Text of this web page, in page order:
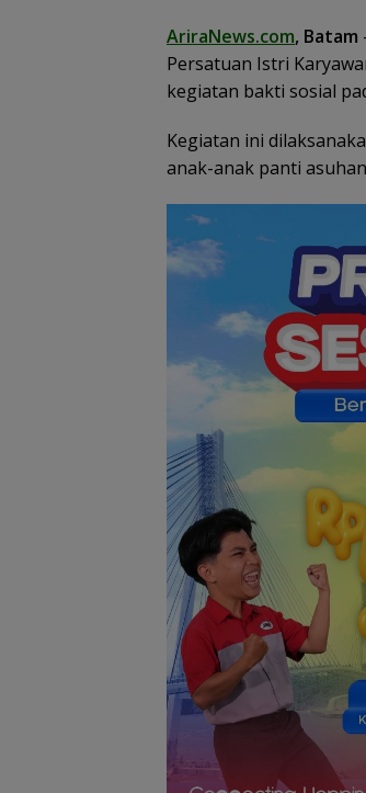
AriraNews.com, Batam
Persatuan Istri
kegiatan bakti sosial
Kegiatan ini
anak-anak panti